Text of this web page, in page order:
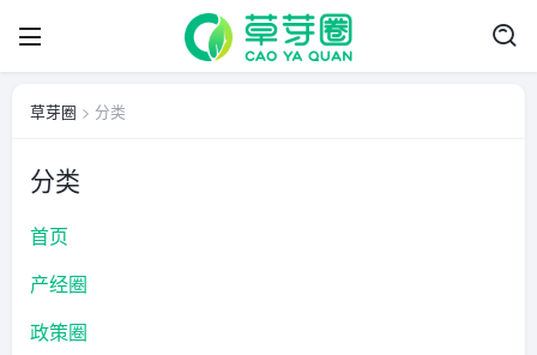
草芽圈 > 分类
分类
首页
产经圈
政策圈